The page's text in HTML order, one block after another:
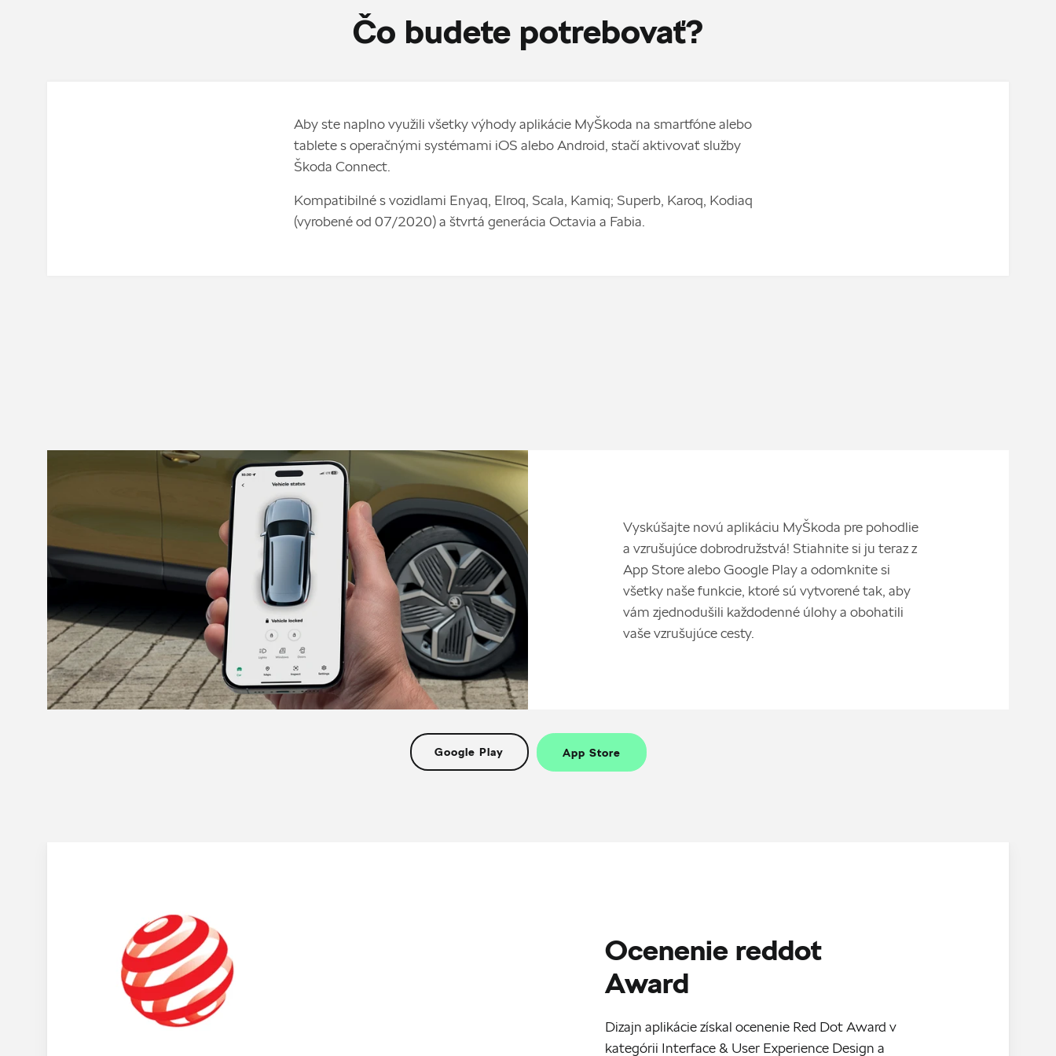
Čo budete potrebovať?
Aby ste naplno využili všetky výhody aplikácie MyŠkoda na smartfóne alebo
tablete s operačnými systémami iOS alebo Android, stačí aktivovať služby
Škoda Connect.
Kompatibilné s vozidlami Enyaq, Elroq, Scala, Kamiq; Superb, Karoq, Kodiaq
(vyrobené od 07/2020) a štvrtá generácia Octavia a Fabia.
Vyskúšajte novú aplikáciu MyŠkoda pre pohodlie
a vzrušujúce dobrodružstvá! Stiahnite si ju teraz z
App Store alebo Google Play a odomknite si
všetky naše funkcie, ktoré sú vytvorené tak, aby
vám zjednodušili každodenné úlohy a obohatili
vaše vzrušujúce cesty.
Google Play App Store
Ocenenie reddot
Award
Dizajn aplikácie získal ocenenie Red Dot Award v
kategórii Interface & User Experience Design a